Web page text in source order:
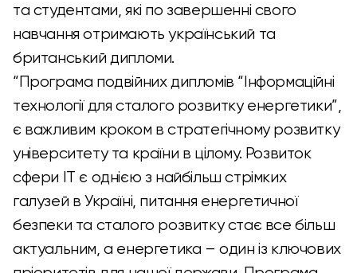
та студентами, які по завершенні свого
навчання отримають український та
британський дипломи.
“Програма подвійних дипломів “Інформаційні
технології для сталого розвитку енергетики”,
є важливим кроком в стратегічному розвитку
університету та країни в цілому. Розвиток
сфери ІТ є однією з найбільш стрімких
галузей в Україні, питання енергетичної
безпеки та сталого розвитку стає все більш
актуальним, а енергетика – один із ключових